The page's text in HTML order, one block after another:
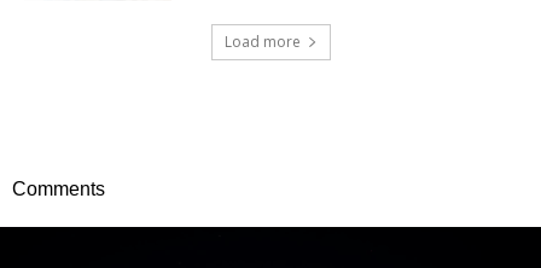
Load more
Comments